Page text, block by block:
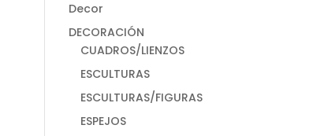
Decor
DECORACIÓN
CUADROS/LIENZOS
ESCULTURAS
ESCULTURAS/FIGURAS
ESPEJOS